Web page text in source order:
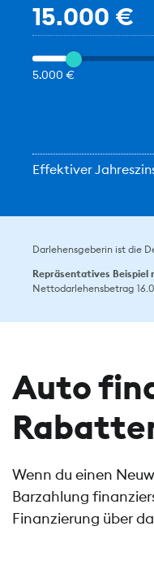
15.000 €
5.000 €
Effektiver
Darlehensgeberin ist die
Repräsentatives Beispiel
Nettodarlehensbetrag
Auto
Wenn du einen
Barzahlung
Finanzierung über